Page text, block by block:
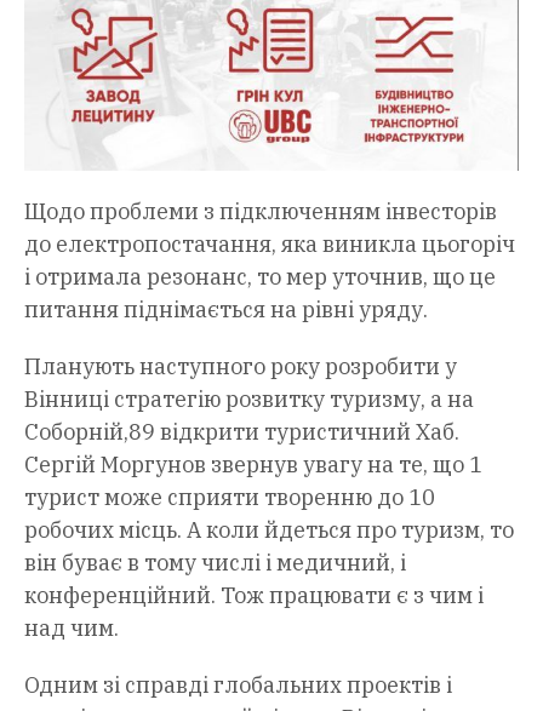
Щодо проблеми з підключенням інвесторів
до електропостачання, яка виникла цьогоріч
і отримала резонанс, то мер уточнив, що це
питання піднімається на рівні уряду.
Планують наступного року розробити у
Вінниці стратегію розвитку туризму, а на
Соборній,89 відкрити туристичний Хаб.
Сергій Моргунов звернув увагу на те, що 1
турист може сприяти творенню до 10
робочих місць. А коли йдеться про туризм, то
він буває в тому числі і медичний, і
конференційний. Тож працювати є з чим і
над чим.
Одним зі справді глобальних проектів і